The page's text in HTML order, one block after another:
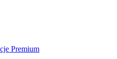
Premium